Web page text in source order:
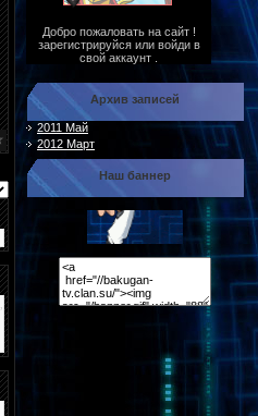
Добро пожаловать на сайт !
зарегистрируйся или войди в
свой аккаунт .
Архив записей
2011 Май
2012 Март
Наш баннер